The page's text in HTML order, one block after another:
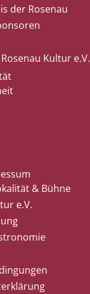
der Rosenau
Kultur e.V.
& Bühne
e.V.